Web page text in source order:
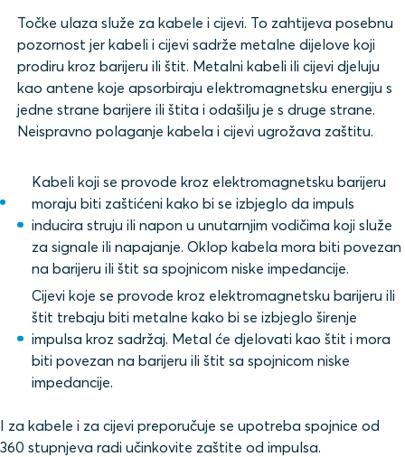
Točke ulaza služe za kabele i cijevi. To zahtijeva posebnu
pozornost jer kabeli i cijevi sadrže metalne dijelove koji
prodiru kroz barijeru ili štit. Metalni kabeli ili cijevi djeluju
kao antene koje apsorbiraju elektromagnetsku energiju s
jedne strane barijere ili štita i odašilju je s druge strane.
Neispravno polaganje kabela i cijevi ugrožava zaštitu.
Kabeli koji se provode kroz elektromagnetsku barijeru
moraju biti zaštićeni kako bi se izbjeglo da impuls
inducira struju ili napon u unutarnjim vodičima koji služe
za signale ili napajanje. Oklop kabela mora biti povezan
na barijeru ili štit sa spojnicom niske impedancije.
Cijevi koje se provode kroz elektromagnetsku barijeru ili
štit trebaju biti metalne kako bi se izbjeglo širenje
impulsa kroz sadržaj. Metal će djelovati kao štit i mora
biti povezan na barijeru ili štit sa spojnicom niske
impedancije.
I za kabele i za cijevi preporučuje se upotreba spojnice od
360 stupnjeva radi učinkovite zaštite od impulsa.